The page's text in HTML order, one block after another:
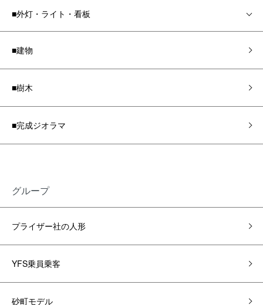
■外灯・ライト・看板
■建物
■樹木
■完成ジオラマ
グループ
プライザー社の人形
YFS乗員乗客
砂町モデル